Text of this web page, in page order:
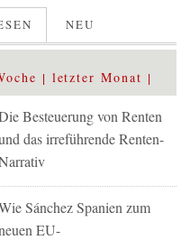
NEU
letzter Monat
Besteuerung von Renten
das irreführende Renten-
Sánchez Spanien zum
EU-